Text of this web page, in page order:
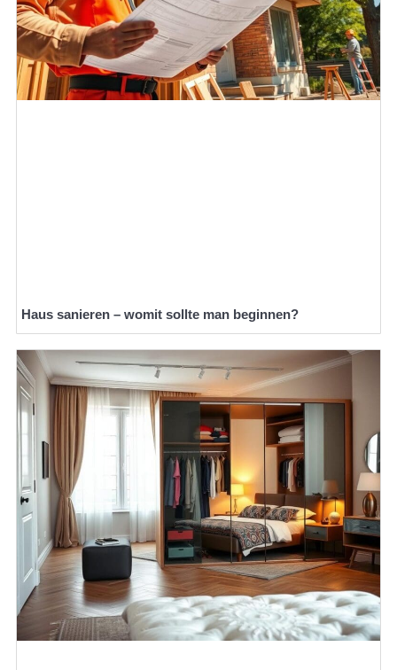
Haus sanieren – womit sollte man beginnen?